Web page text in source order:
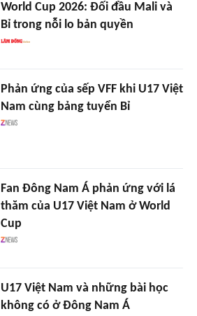
World Cup 2026: Đối đầu Mali và
Bỉ trong nỗi lo bản quyền
Phản ứng của sếp VFF khi U17 Việt
Nam cùng bảng tuyển Bỉ
Fan Đông Nam Á phản ứng với lá
thăm của U17 Việt Nam ở World
Cup
U17 Việt Nam và những bài học
không có ở Đông Nam Á